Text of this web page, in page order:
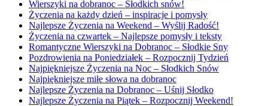
Wierszyki na dobranoc – Słodkich snów!
Życzenia na każdy dzień – inspiracje i pomysły
Najlepsze Życzenia na Weekend – Wyślij Radość!
Życzenia na czwartek – Najlepsze pomysły i teksty
Romantyczne Wierszyki na Dobranoc – Słodkie Sny
Pozdrowienia na Poniedziałek – Rozpocznij Tydzień
Najpiękniejsze Życzenia na Noc – Słodkich Snów
Najpiękniejsze miłe słowa na dobranoc
Najlepsze Życzenia na Dobranoc – Uśnij Słodko
Najlepsze Życzenia na Piątek – Rozpocznij Weekend!